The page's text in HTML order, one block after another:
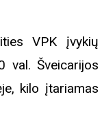
VPK įvykių
val. Šveicarijos
kilo įtariamas